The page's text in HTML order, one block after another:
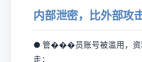
内部泄密，比外部攻
● 管���员账号被滥用，资
走；